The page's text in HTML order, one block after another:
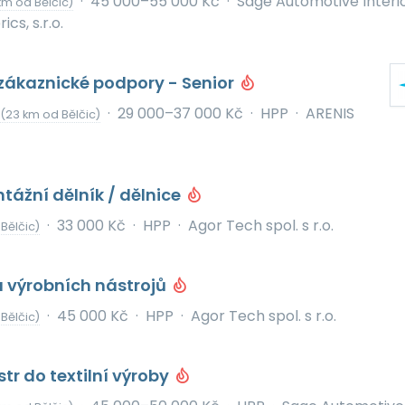
s.r.o.
podpory - Senior
(23 km od Bělčic) · 29 000–37 000 Kč · HPP · ARENIS
dělník / dělnice
· 33 000 Kč · HPP · Agor Tech spol. s r.o.
výrobních nástrojů
· 45 000 Kč · HPP · Agor Tech spol. s r.o.
do textilní výroby